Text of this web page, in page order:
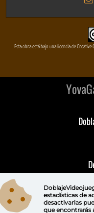
Esta obra está bajo una licencia de
estadísticas de
desactivarlas
que encontrarás